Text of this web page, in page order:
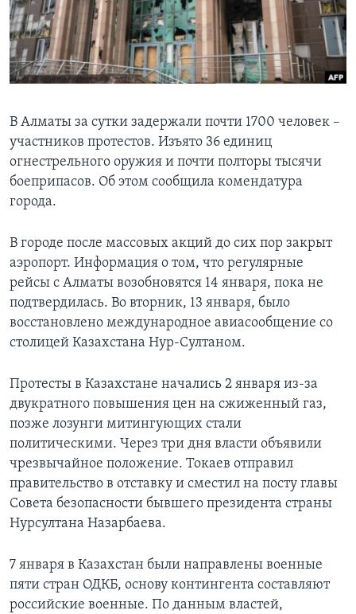
Learning English
СОЦИАЛЬНЫЕ СЕТИ
Языки
В Алматы за сутки задержали почти 1700 человек –
участников протестов. Изъято 36 единиц
огнестрельного оружия и почти полторы тысячи
боеприпасов. Об этом сообщила комендатура
города.
В городе после массовых акций до сих пор закрыт
аэропорт. Информация о том, что регулярные
рейсы с Алматы возобновятся 14 января, пока не
подтвердилась. Во вторник, 13 января, было
восстановлено международное авиасообщение со
столицей Казахстана Нур-Султаном.
Протесты в Казахстане начались 2 января из-за
двукратного повышения цен на сжиженный газ,
позже лозунги митингующих стали
политическими. Через три дня власти объявили
чрезвычайное положение. Токаев отправил
правительство в отставку и сместил на посту главы
Совета безопасности бывшего президента страны
Нурсултана Назарбаева.
7 января в Казахстан были направлены военные
пяти стран ОДКБ, основу контингента составляют
российские военные. По данным властей,